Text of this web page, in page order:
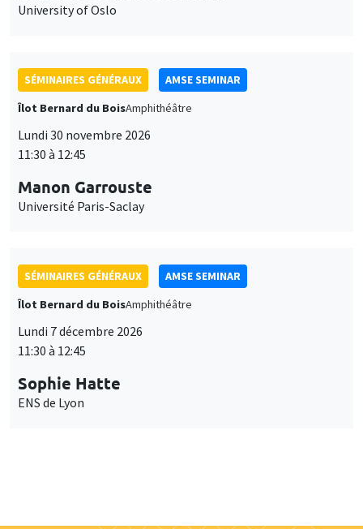
University of Oslo
SÉMINAIRES GÉNÉRAUX
AMSE SEMINAR
Îlot Bernard du BoisAmphithéâtre
Lundi 30 novembre 2026
11:30 à 12:45
Manon Garrouste
Université Paris-Saclay
SÉMINAIRES GÉNÉRAUX
AMSE SEMINAR
Îlot Bernard du BoisAmphithéâtre
Lundi 7 décembre 2026
11:30 à 12:45
Sophie Hatte
ENS de Lyon